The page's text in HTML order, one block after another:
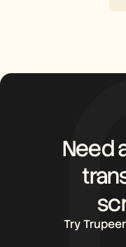
Need
Try